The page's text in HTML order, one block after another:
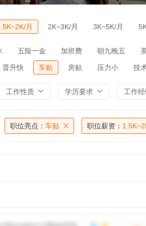
月 2K~3K/月 3K~5K/月
五险一金 加班费 朝九晚五
晋升快 车贴 房贴 压力小 技
工作性质 学历要求 工作
职位亮点： 车贴 职位薪资：